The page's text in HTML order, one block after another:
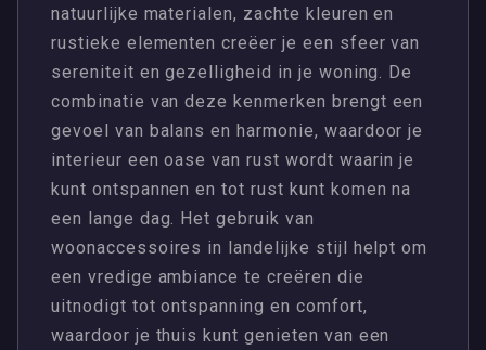
natuurlijke materialen, zachte kleuren en
rustieke elementen creëer je een sfeer van
sereniteit en gezelligheid in je woning. De
combinatie van deze kenmerken brengt een
gevoel van balans en harmonie, waardoor je
interieur een oase van rust wordt waarin je
kunt ontspannen en tot rust kunt komen na
een lange dag. Het gebruik van
woonaccessoires in landelijke stijl helpt om
een vredige ambiance te creëren die
uitnodigt tot ontspanning en comfort,
waardoor je thuis kunt genieten van een